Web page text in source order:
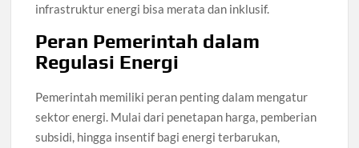
infrastruktur energi bisa merata dan inklusif.
Peran Pemerintah dalam
Regulasi Energi
Pemerintah memiliki peran penting dalam mengatur
sektor energi. Mulai dari penetapan harga, pemberian
subsidi, hingga insentif bagi energi terbarukan,